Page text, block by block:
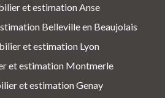
et estimation Anse
Belleville en Beaujolais
et estimation Lyon
et estimation Montmerle
et estimation Genay